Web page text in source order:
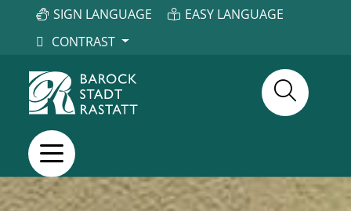
SIGN LANGUAGE
EASY LANGUAGE
CONTRAST